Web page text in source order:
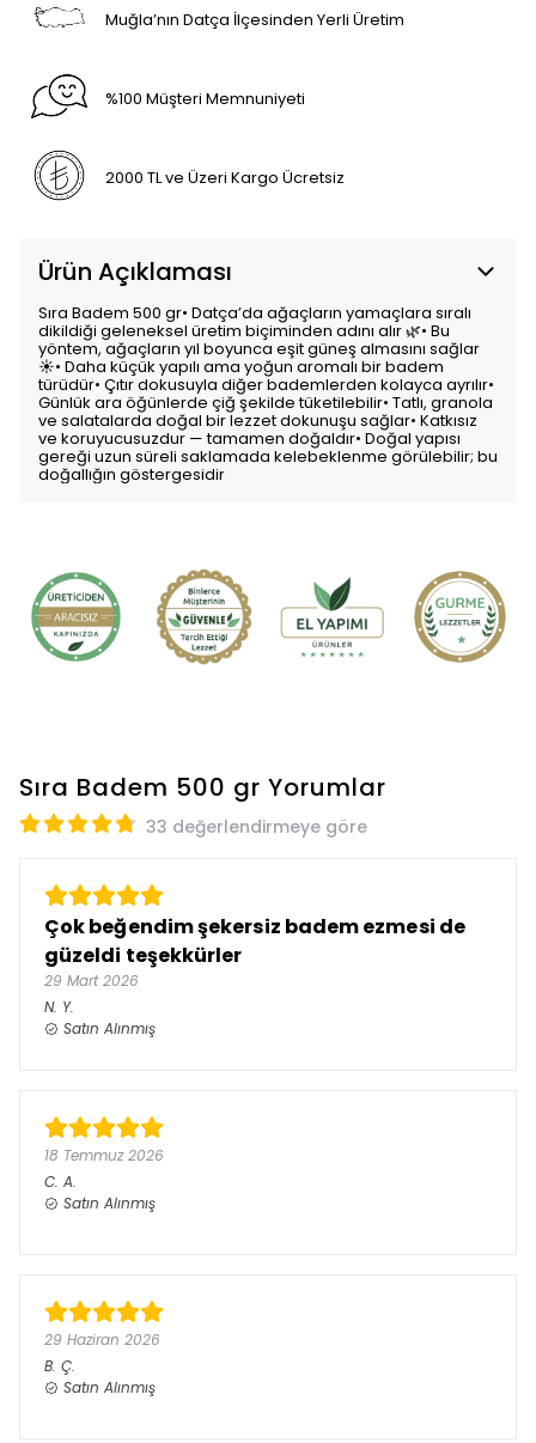
Muğla’nın Datça İlçesinden Yerli Üretim
%100 Müşteri Memnuniyeti
2000 TL ve Üzeri Kargo Ücretsiz
Ürün Açıklaması
Sıra Badem 500 gr• Datça’da ağaçların yamaçlara sıralı
dikildiği geleneksel üretim biçiminden adını alır 🌿• Bu
yöntem, ağaçların yıl boyunca eşit güneş almasını sağlar
☀️• Daha küçük yapılı ama yoğun aromalı bir badem
türüdür• Çıtır dokusuyla diğer bademlerden kolayca ayrılır•
Günlük ara öğünlerde çiğ şekilde tüketilebilir• Tatlı, granola
ve salatalarda doğal bir lezzet dokunuşu sağlar• Katkısız
ve koruyucusuzdur — tamamen doğaldır• Doğal yapısı
gereği uzun süreli saklamada kelebeklenme görülebilir; bu
doğallığın göstergesidir
Sıra Badem 500 gr Yorumlar
33 değerlendirmeye göre
Çok beğendim şekersiz badem ezmesi de
güzeldi teşekkürler
29 Mart 2026
N. Y.
Satın Alınmış
18 Temmuz 2026
C. A.
Satın Alınmış
29 Haziran 2026
B. Ç.
Satın Alınmış